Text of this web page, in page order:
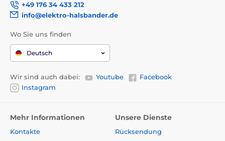
+49 176 34 433 212
info@elektro-halsbander.de
Wo Sie uns finden
Deutsch
Wir sind auch dabei: Youtube
Facebook
Instagram
Mehr Informationen
Kontakte
Unsere Dienste
Rücksendung